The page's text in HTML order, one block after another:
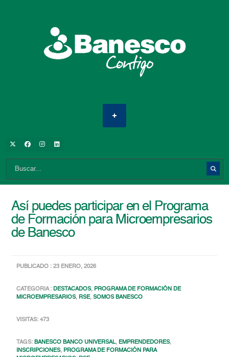
Así puedes participar en el Programa
de Formación para Microempresarios
de Banesco
PUBLICADO : 23 ENERO, 2026
CATEGORIA :DESTACADOS, PROGRAMA DE FORMACIÓN DE
MICROEMPRESARIOS, RSE,SOMOS BANESCO
VISITAS: 473
TAGS:BANESCO BANCO UNIVERSAL, EMPRENDEDORES,
INSCRIPCIONES, PROGRAMA DE FORMACIÓN PARA